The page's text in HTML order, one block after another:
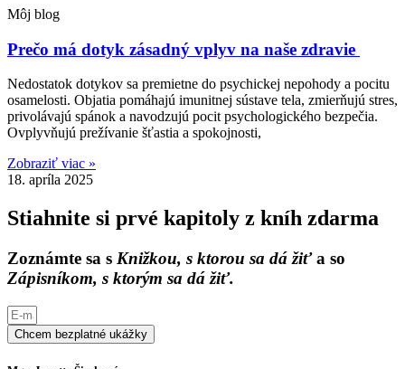
Môj blog
Prečo má dotyk zásadný vplyv na naše zdravie
Nedostatok dotykov sa premietne do psychickej nepohody a pocitu
osamelosti. Objatia pomáhajú imunitnej sústave tela, zmierňujú stres,
privolávajú spánok a navodzujú pocit psychologického bezpečia.
Ovplyvňujú prežívanie šťastia a spokojnosti,
Zobraziť viac »
18. apríla 2025
Stiahnite si prvé kapitoly z kníh zdarma
Zoznámte sa s Knižkou, s ktorou sa dá žiťa so
Zápisníkom, s ktorým sa dá žiť.
Chcem bezplatné ukážky